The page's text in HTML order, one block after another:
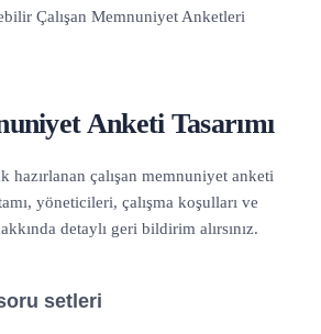
Anketi Tasarımı
hazırlanan çalışan memnuniyet anketi
yöneticileri, çalışma koşulları ve
detaylı geri bildirim alırsınız.
setleri